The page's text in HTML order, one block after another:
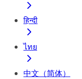
हिन्दी
ไทย
中文（简体）